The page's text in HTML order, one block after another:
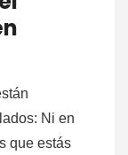
Ni en
que estás